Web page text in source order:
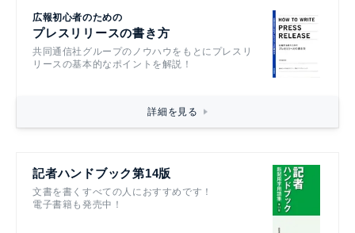
広報初心者のための
プレスリリースの書き方
共同通信社グループのノウハウをもとにプレスリ
リースの基本的なポイントを解説！
詳細を見る
記者ハンドブック第14版
文書を書くすべての人におすすめです！
電子書籍も発売中！